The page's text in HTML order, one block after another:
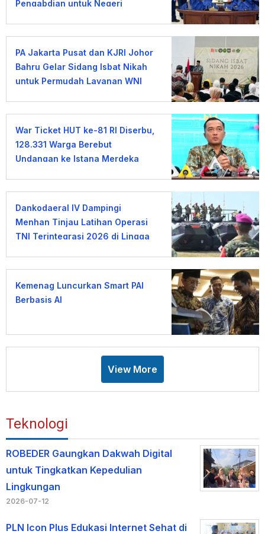
Pengabdian untuk Negeri
PA Jakarta Pusat dan KJRI Johor
Bahru Gelar Sidang Isbat Nikah
untuk Permudah Layanan WNI
War Ticket HUT ke-81 RI Diserbu,
128.331 Warga Berebut
Undangan ke Istana Merdeka
Dankodaeral IV Dampingi
Menhan Tinjau Latihan Operasi
TNI Terintegrasi 2026 di Lingga
Kemenag Luncurkan Smart PAI
Berbasis AI
View More
Teknologi
ROBEDER Gaungkan Dakwah Digital
untuk Tingkatkan Kepedulian
Lingkungan
2026-07-12
PLN Icon Plus Edukasi Internet Sehat di